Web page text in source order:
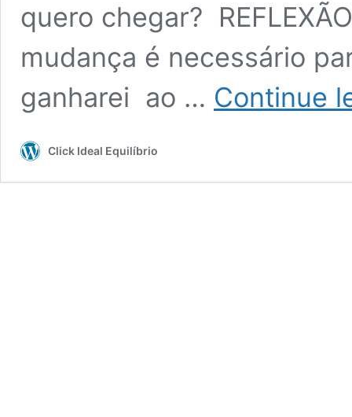
quero chegar?
mudança é necessário
ganharei ao … Continue
Click Ideal Equilíbrio